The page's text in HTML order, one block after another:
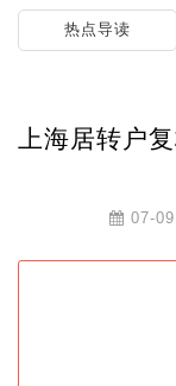
热点导读
上海居转户
07-09